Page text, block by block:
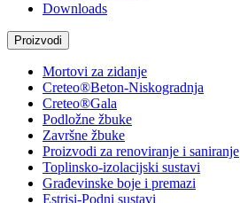
Downloads
Proizvodi
Mortovi za zidanje
Creteo®Beton-Niskogradnja
Creteo®Gala
Podložne žbuke
Završne žbuke
Proizvodi za renoviranje i saniranje
Toplinsko-izolacijski sustavi
Građevinske boje i premazi
Estrisi-Podni sustavi